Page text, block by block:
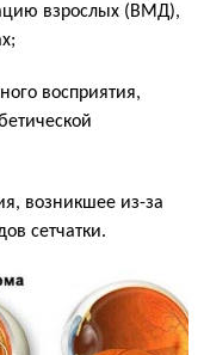
взрослых (ВМД),
восприятия,
возникшее из-за
сетчатки.